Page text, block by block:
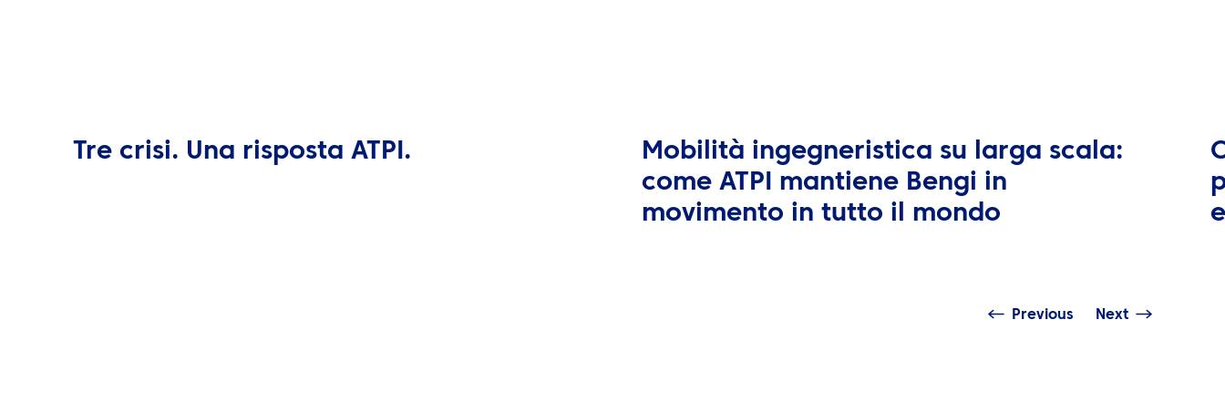
Tre crisi. Una risposta ATPI.
Mobilità ingegneristica su larga scala:
come ATPI mantiene Bengi in
movimento in tutto il mondo
Previous Next